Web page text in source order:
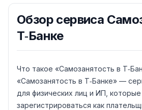
Обзор сервиса
Т‑Банке
Что такое «Самозанятость в
«Самозанятость в Т‑Банке» —
для физических лиц и ИП, которые
зарегистрироваться как